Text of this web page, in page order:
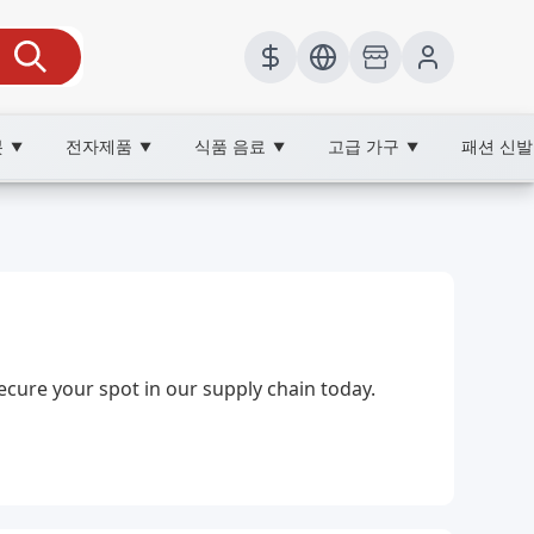
▼ 전자제품 ▼ 식품 음료 ▼ 고급 가구 ▼ 패션 신
your spot in our supply chain today.